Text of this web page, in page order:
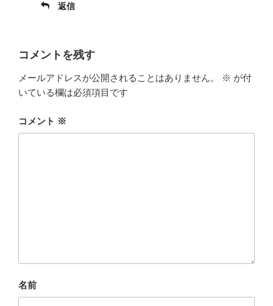
返信
コメントを残す
メールアドレスが公開されることはありません。 ※ が付
いている欄は必須項目です
コメント ※
名前